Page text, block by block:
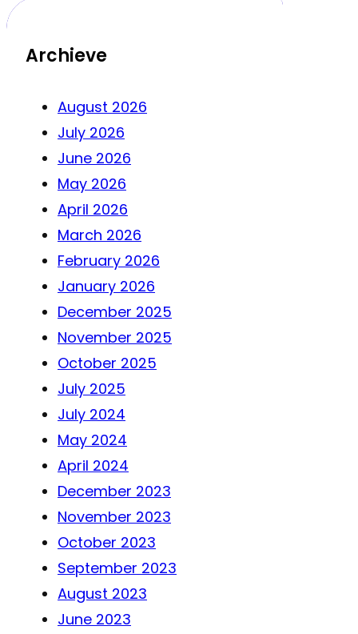
Archieve
August 2026
July 2026
June 2026
May 2026
April 2026
March 2026
February 2026
January 2026
December 2025
November 2025
October 2025
July 2025
July 2024
May 2024
April 2024
December 2023
November 2023
October 2023
September 2023
August 2023
June 2023